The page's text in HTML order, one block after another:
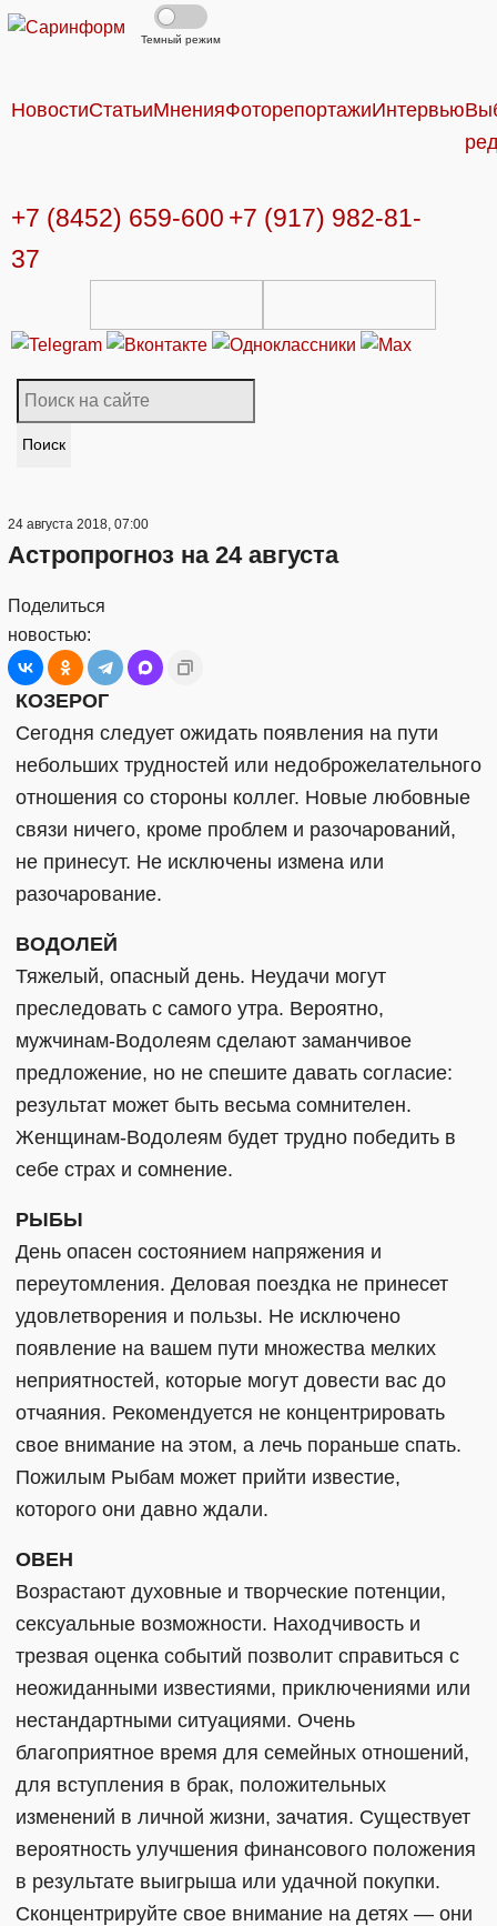
Темный режим
НовостиСтатьиМненияФоторепортажиИнтервью
+7 (8452) 659-600 +7 (917) 982-81-
37
Поиск
24 августа 2018, 07:00
Астропрогноз на 24 августа
Поделиться
новостью:
КОЗЕРОГ
Сегодня следует ожидать появления на пути
небольших трудностей или недоброжелательного
отношения со стороны коллег. Новые любовные
связи ничего, кроме проблем и разочарований,
не принесут. Не исключены измена или
разочарование.
ВОДОЛЕЙ
Тяжелый, опасный день. Неудачи могут
преследовать с самого утра. Вероятно,
мужчинам-Водолеям сделают заманчивое
предложение, но не спешите давать согласие:
результат может быть весьма сомнителен.
Женщинам-Водолеям будет трудно победить в
себе страх и сомнение.
РЫБЫ
День опасен состоянием напряжения и
переутомления. Деловая поездка не принесет
удовлетворения и пользы. Не исключено
появление на вашем пути множества мелких
неприятностей, которые могут довести вас до
отчаяния. Рекомендуется не концентрировать
свое внимание на этом, а лечь пораньше спать.
Пожилым Рыбам может прийти известие,
которого они давно ждали.
ОВЕН
Возрастают духовные и творческие потенции,
сексуальные возможности. Находчивость и
трезвая оценка событий позволит справиться с
неожиданными известиями, приключениями или
нестандартными ситуациями. Очень
благоприятное время для семейных отношений,
для вступления в брак, положительных
изменений в личной жизни, зачатия. Существует
вероятность улучшения финансового положения
в результате выигрыша или удачной покупки.
Сконцентрируйте свое внимание на детях — они